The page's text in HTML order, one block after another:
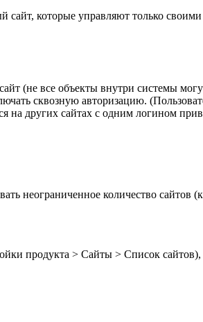
сайт, которые управляют только
(не все объекты внутри системы
сквозную авторизацию.
на других сайтах с одним логином
неограниченное количество сайтов
продукта > Сайты > Список сайтов),